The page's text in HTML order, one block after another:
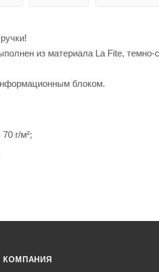
из материала La Fite,
блоком.
г/м²;
КОМПАНИЯ